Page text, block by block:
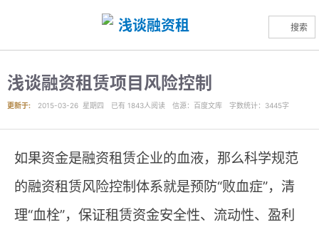
搜索
浅谈融资租赁项目风险控制
更新于: 2015-03-26 星期四 已有 1843人阅读 信源：百度文库 字数统计：3445字
如果资金是融资租赁企业的血液，那么科学规范
的融资租赁风险控制体系就是预防“败血症”，清
理“血栓”，保证租赁资金安全性、流动性、盈利